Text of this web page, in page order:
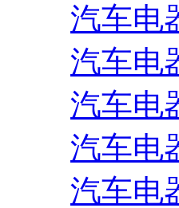
汽车电
汽车电
汽车电
汽车电
汽车电